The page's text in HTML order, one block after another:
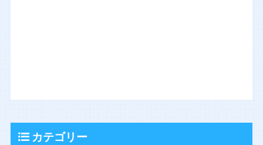
カテゴリー